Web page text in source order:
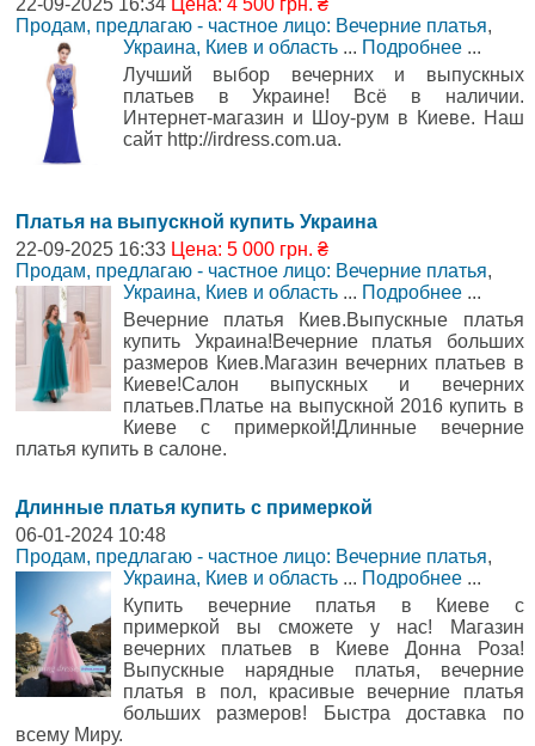
22-09-2025 16:34 Цена: 4 500 грн. ₴
Продам, предлагаю - частное лицо: Вечерние платья,
Украина, Киев и область ... Подробнее ...
Лучший выбор вечерних и выпускных
платьев в Украине! Всё в наличии.
Интернет-магазин и Шоу-рум в Киеве. Наш
сайт http://irdress.com.ua.
Платья на выпускной купить Украина
22-09-2025 16:33 Цена: 5 000 грн. ₴
Продам, предлагаю - частное лицо: Вечерние платья,
Украина, Киев и область ... Подробнее ...
Вечерние платья Киев.Выпускные платья
купить Украина!Вечерние платья больших
размеров Киев.Магазин вечерних платьев в
Киеве!Салон выпускных и вечерних
платьев.Платье на выпускной 2016 купить в
Киеве с примеркой!Длинные вечерние
платья купить в салоне.
Длинные платья купить с примеркой
06-01-2024 10:48
Продам, предлагаю - частное лицо: Вечерние платья,
Украина, Киев и область ... Подробнее ...
Купить вечерние платья в Киеве с
примеркой вы сможете у нас! Магазин
вечерних платьев в Киеве Донна Роза!
Выпускные нарядные платья, вечерние
платья в пол, красивые вечерние платья
больших размеров! Быстра доставка по
всему Миру.